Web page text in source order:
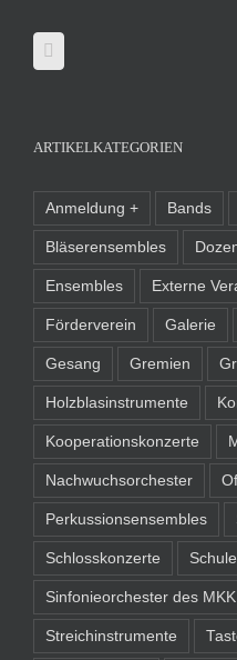
ARTIKELKATEGORIEN
Anmeldung + Bands
Bläserensembles
Ensembles Externe
Förderverein Galerie
Gesang Gremien
Holzblasinstrumente
Kooperationskonzerte
Nachwuchsorchester
Perkussionsensembles
Schlosskonzerte Schule
Sinfonieorchester des MKK
Streichinstrumente